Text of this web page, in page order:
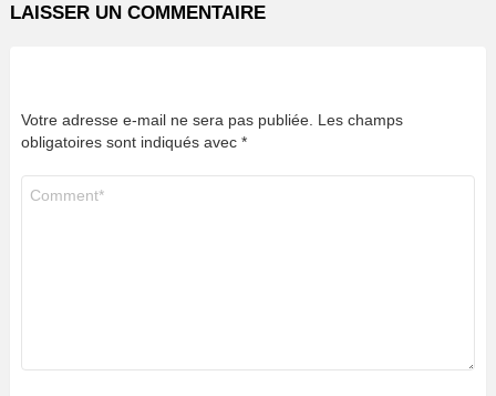
LAISSER UN COMMENTAIRE
Votre adresse e-mail ne sera pas publiée. Les champs
obligatoires sont indiqués avec *